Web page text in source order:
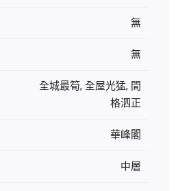
無
無
全城最筍, 全屋光猛, 間
格泗正
華峰閣
中層